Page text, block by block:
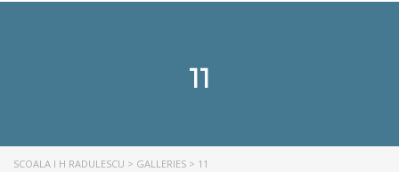
11
SCOALA I H RADULESCU > GALLERIES > 11